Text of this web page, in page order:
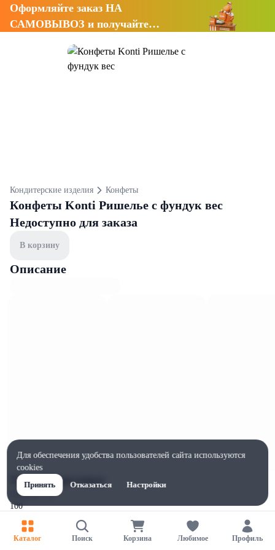
Оформляйте заказ НА
САМОВЫВОЗ и получайте
Кондитерские изделия Конфеты
Конфеты Konti Ришелье с фундук вес
Недоступно для заказа
В корзину
Описание
Характеристики
Ширина, мм
100
Высота, мм
100
Каталог Поиск Корзина Любимое Профиль
Для обеспечения удобства пользователей сайта используются
cookies
Принять
Отказаться Настройки